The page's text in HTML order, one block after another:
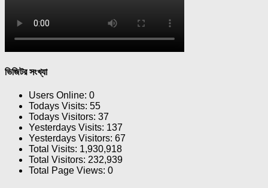
ভিজিটর সংখ্যা
Users Online: 0
Todays Visits: 55
Todays Visitors: 37
Yesterdays Visits: 137
Yesterdays Visitors: 67
Total Visits: 1,930,918
Total Visitors: 232,939
Total Page Views: 0